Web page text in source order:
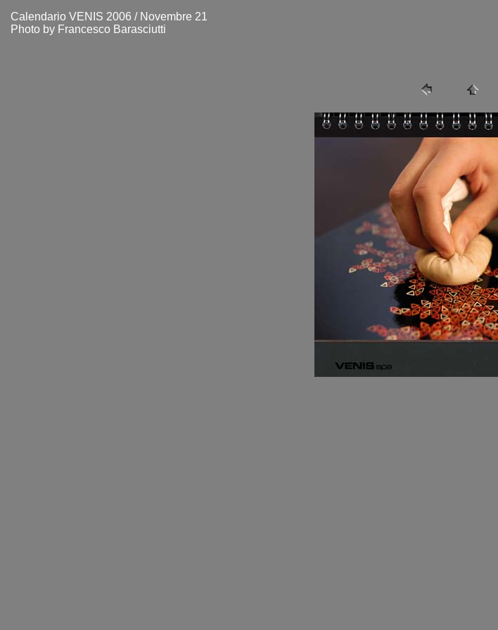
Calendario VENIS 2006 / Novembre 21
Photo by Francesco Barasciutti